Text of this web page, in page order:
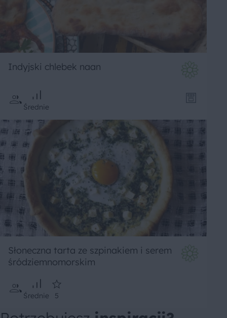
Indyjski chlebek naan
Średnie
Słoneczna tarta ze szpinakiem i serem
śródziemnomorskim
Średnie 5